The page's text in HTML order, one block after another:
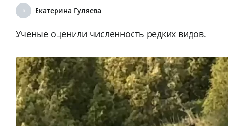
Екатерина Гуляева
Ученые оценили численность редких видов.